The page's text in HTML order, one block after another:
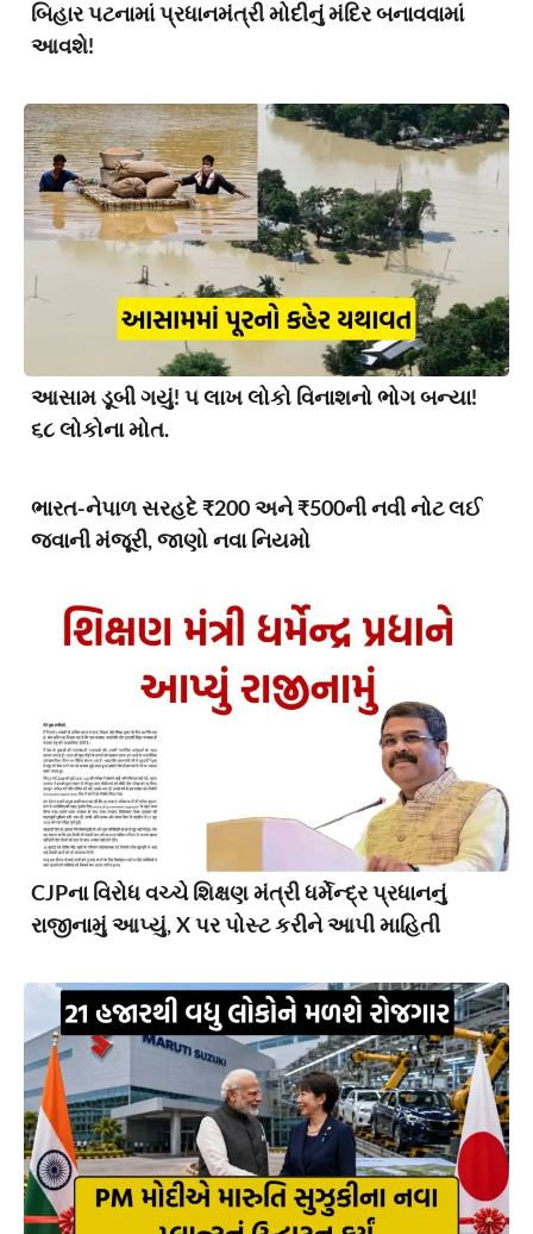
બિહાર પટનામાં પ્રધાનમંત્રી મોદીનું મંદિર બનાવવામાં
આવશે!
આસામ ડૂબી ગયું! ૫ લાખ લોકો વિનાશનો ભોગ બન્યા!
૬૮ લોકોના મોત.
ભારત-નેપાળ સરહદે ₹200 અને ₹500ની નવી નોટ લઈ
જવાની મંજૂરી, જાણો નવા નિયમો
CJPના વિરોધ વચ્ચે શિક્ષણ મંત્રી ધર્મેન્દ્ર પ્રધાનનું
રાજીનામું આપ્યું, X પર પોસ્ટ કરીને આપી માહિતી